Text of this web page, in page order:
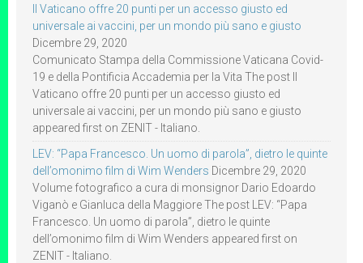
Il Vaticano offre 20 punti per un accesso giusto ed
universale ai vaccini, per un mondo più sano e giusto
Dicembre 29, 2020
Comunicato Stampa della Commissione Vaticana Covid-
19 e della Pontificia Accademia per la Vita The post Il
Vaticano offre 20 punti per un accesso giusto ed
universale ai vaccini, per un mondo più sano e giusto
appeared first on ZENIT - Italiano.
LEV: “Papa Francesco. Un uomo di parola”, dietro le quinte
dell’omonimo film di Wim Wenders Dicembre 29, 2020
Volume fotografico a cura di monsignor Dario Edoardo
Viganò e Gianluca della Maggiore The post LEV: “Papa
Francesco. Un uomo di parola”, dietro le quinte
dell’omonimo film di Wim Wenders appeared first on
ZENIT - Italiano.